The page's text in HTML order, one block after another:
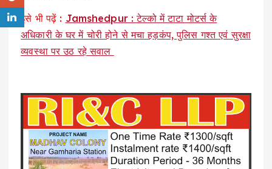
इसे भी पढ़ें : Jamshedpur : टेल्को में टाटा मोटर्स के
अधिकारी के घर में चोरी होने से मचा हड़कंप, पुलिस गश्त एवं सुरक्षा
व्यवस्था पर उठ रहे सवाल